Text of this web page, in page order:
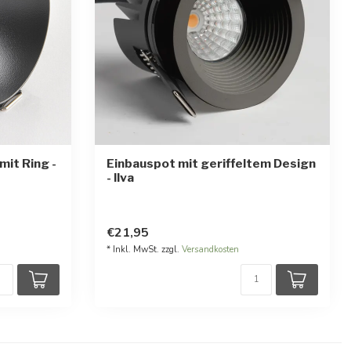
Ring -
Einbauspot mit geriffeltem Design
- Ilva
€21,95
* Inkl. MwSt. zzgl. Versandkosten